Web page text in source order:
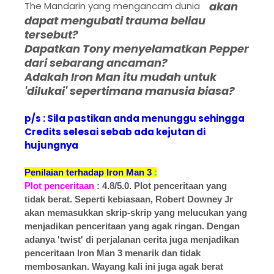
The Mandarin yang mengancam dunia
akan
dapat mengubati trauma beliau
tersebut?
Dapatkan Tony menyelamatkan Pepper
dari sebarang ancaman?
Adakah Iron Man itu mudah untuk
'dilukai' sepertimana manusia biasa?
p/s : Sila pastikan anda menunggu sehingga
Credits selesai sebab ada kejutan di
hujungnya
Penilaian terhadap Iron Man 3 :
Plot penceritaan : 4.8/5.0. Plot penceritaan yang
tidak berat. Seperti kebiasaan, Robert Downey Jr
akan memasukkan skrip-skrip yang melucukan yang
menjadikan penceritaan yang agak ringan. Dengan
adanya 'twist' di perjalanan cerita juga menjadikan
penceritaan Iron Man 3 menarik dan tidak
membosankan. Wayang kali ini juga agak berat